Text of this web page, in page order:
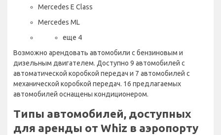
Mercedes E Class
Mercedes ML
еще 4
Возможно арендовать автомобили с бензиновым и
дизельным двигателем. Доступно 9 автомобилей с
автоматической коробкой передач и 7 автомобилей с
механической коробкой передач. 16 предлагаемых
автомобилей оснащены кондиционером.
Типы автомобилей, доступных
для аренды от Whiz в аэропорту